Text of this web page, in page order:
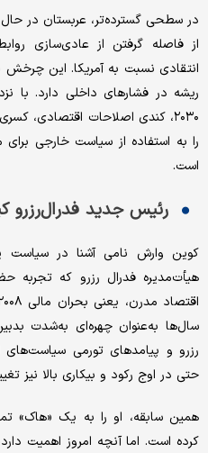
در سطحی گسترده‌تر، عربستان در
از فاصله گرفتن از عادی‌سازی
انتقادی نسبت به آمریکا. این چرخش
ریشه در فشارهای داخلی دارد. با
۲۰۳۰، کندی اصلاحات
را به استفاده از سیاست خارجی
است.
رئیس جدید فدرال‌رزرو
کوین وارش نامی آشنا در سیاست
هیأت‌مدیره فدرال رزرو که تجربه
سال‌ها به‌عنوان چهره‌ای به‌شدت
رزرو و پیامدهای تورمی
حتی در اوج رکود و بیکاری بالا نیز
همین سابقه، او را به یک «هاک»
کرده است. اما آنچه امروز اهمیت